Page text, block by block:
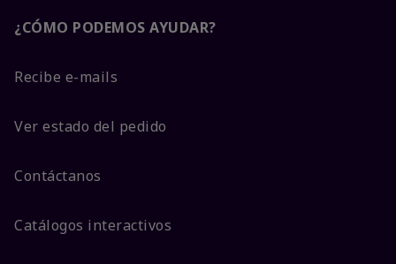
¿CÓMO PODEMOS AYUDAR?
Recibe e-mails
Ver estado del pedido
Contáctanos
Catálogos interactivos